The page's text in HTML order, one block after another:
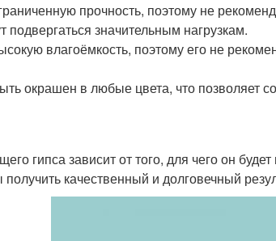
прочность, поэтому не
подвергаться значительным нагрузкам.
влагоёмкость, поэтому его не
окрашен в любые цвета, что позволяет
гипса зависит от того, для чего он
качественный и долговечный